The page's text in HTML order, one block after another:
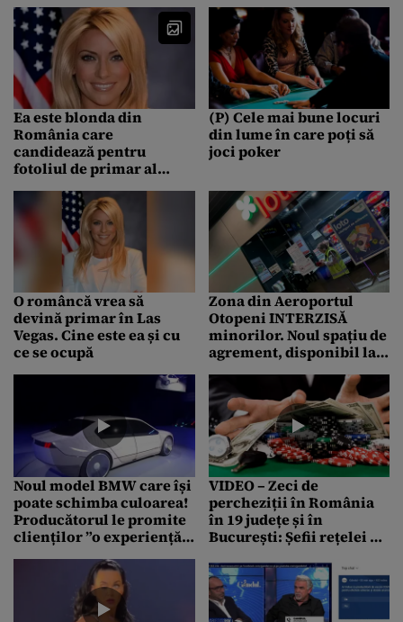
spectatori
Ea este blonda din
România care
candidează pentru
fotoliul de primar al
„Credința mea în
Dumnezeu m-a făcut să
iau atitudine”
(P) Cele mai bune locuri
din lume în care poți să
joci poker
O româncă vrea să
devină primar în Las
Vegas. Cine este ea și cu
ce se ocupă
Zona din Aeroportul
Otopeni INTERZISĂ
minorilor. Noul spațiu de
agrement, disponibil la
Noul model BMW care își
poate schimba culoarea!
Producătorul le promite
clienților ”o experiență
VIDEO – Zeci de
percheziții în România
în 19 județe și în
București: Șefii rețelei de
Vegas” ar fi șantajat mai
multe persoane, pentru a
rămâne lider pe piață.